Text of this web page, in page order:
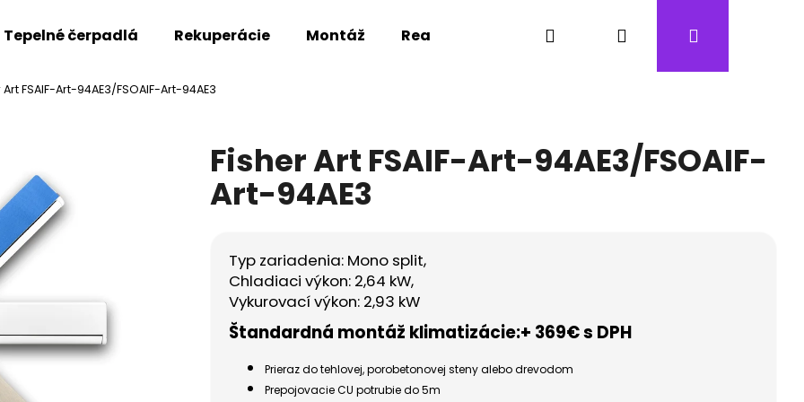
Tepelné čerpadlá Rekuperácie Montáž Realizácie Kontakty Revízne prehliadky
Hľadať Prihlásenie
FSAIF-Art-94AE3/FSOAIF-Art-94AE3
Fisher Art FSAIF-Art-94AE3/FSOAIF-
Art-94AE3
Typ zariadenia: Mono split,
Chladiaci výkon: 2,64 kW,
Vykurovací výkon: 2,93 kW
Štandardná montáž klimatizácie:+ 369€ s DPH
Prieraz do tehlovej, porobetonovej steny alebo drevodom
Prepojovacie CU potrubie do 5m
Čo potrebujete nájsť?
HĽADAŤ